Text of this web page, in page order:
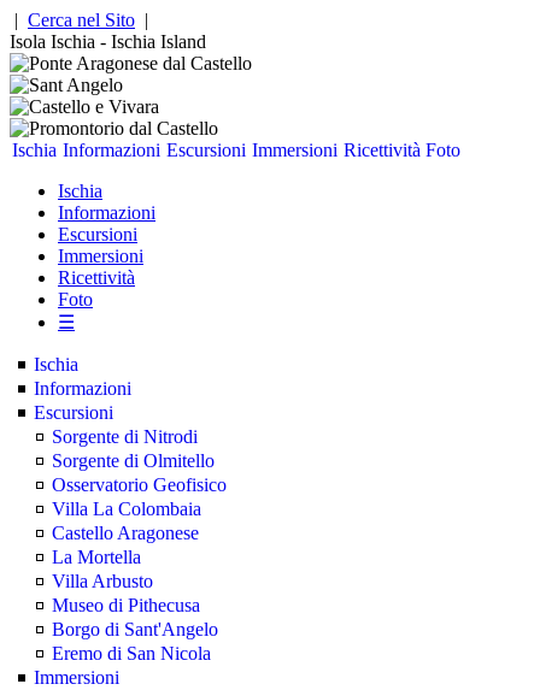
| Cerca nel Sito |
Isola Ischia - Ischia Island
Ischia Informazioni Escursioni Immersioni Ricettività Foto
Ischia
Informazioni
Escursioni
Immersioni
Ricettività
Foto
☰
Ischia
Informazioni
Escursioni
Sorgente di Nitrodi
Sorgente di Olmitello
Osservatorio Geofisico
Villa La Colombaia
Castello Aragonese
La Mortella
Villa Arbusto
Museo di Pithecusa
Borgo di Sant'Angelo
Eremo di San Nicola
Immersioni